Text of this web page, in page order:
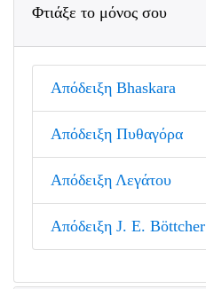
Φτιάξε το μόνος σου
Απόδειξη Bhaskara
Απόδειξη Πυθαγόρα
Απόδειξη Λεγάτου
Απόδειξη J. E. Böttcher